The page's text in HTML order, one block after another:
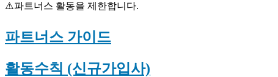
⚠️파트너스 활동을 제한합니다.
파트너스 가이드
활동수칙 (신규가입사)